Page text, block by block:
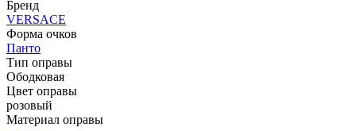
Бренд
VERSACE
Форма очков
Панто
Тип оправы
Ободковая
Цвет оправы
розовый
Материал оправы